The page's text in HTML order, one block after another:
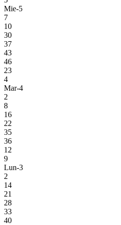
Mie-5
7
10
30
37
43
46
23
4
Mar-4
2
8
16
22
35
36
12
9
Lun-3
2
14
21
28
33
40